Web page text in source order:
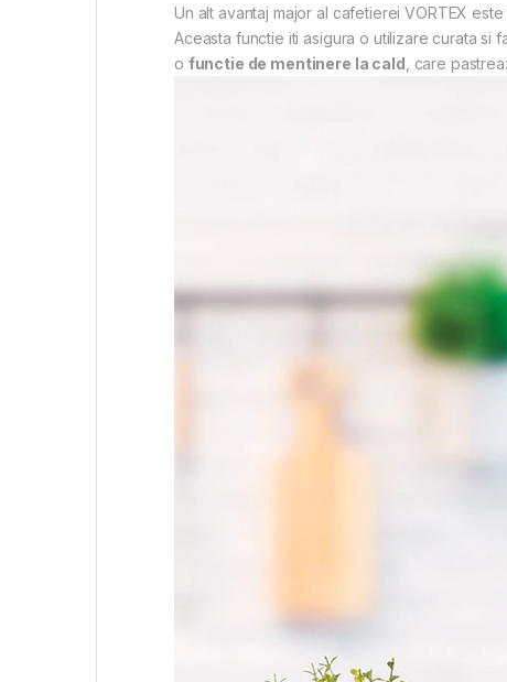
Un alt avantaj major al cafetierei VORTEX este
Aceasta functie iti asigura o utilizare curata
o functie de mentinere la cald , care